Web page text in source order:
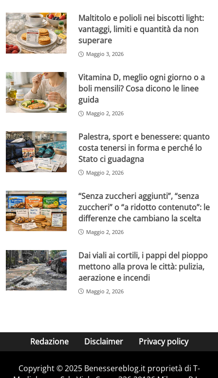
Maltitolo e polioli nei biscotti light:
vantaggi, limiti e quantità da non
superare
Maggio 3, 2026
Vitamina D, meglio ogni giorno o a
boli mensili? Cosa dicono le linee
guida
Maggio 2, 2026
Palestra, sport e benessere: quanto
costa tenersi in forma e perché lo
Stato ci guadagna
Maggio 2, 2026
“Senza zuccheri aggiunti”, “senza
zuccheri” o “a ridotto contenuto”: le
differenze che cambiano la scelta
Maggio 2, 2026
Dai viali ai cortili, i pappi del pioppo
mettono alla prova le città: pulizia,
aerazione e incendi
Maggio 2, 2026
Redazione Disclaimer Privacy policy
Copyright © 2025 Benessereblog.it proprietà di T-